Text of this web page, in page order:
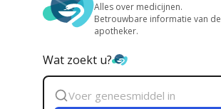
Alles over medicijnen.
Betrouwbare informatie van de
apotheker.
Wat zoekt u?
Zoek
geneesmiddel